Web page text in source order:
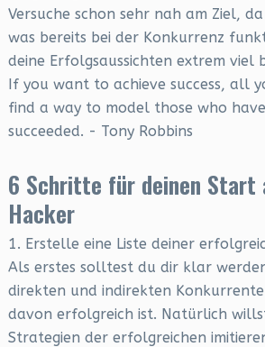
Versuche schon sehr nah am Ziel,
was bereits bei der Konkurrenz
deine Erfolgsaussichten extrem viel
If you want to achieve success, all
find a way to model those who
succeeded. - Tony Robbins
6 Schritte für deinen Start
Hacker
1. Erstelle eine Liste deiner
Als erstes solltest du dir klar
direkten und indirekten
davon erfolgreich ist. Natürlich
Strategien der erfolgreichen